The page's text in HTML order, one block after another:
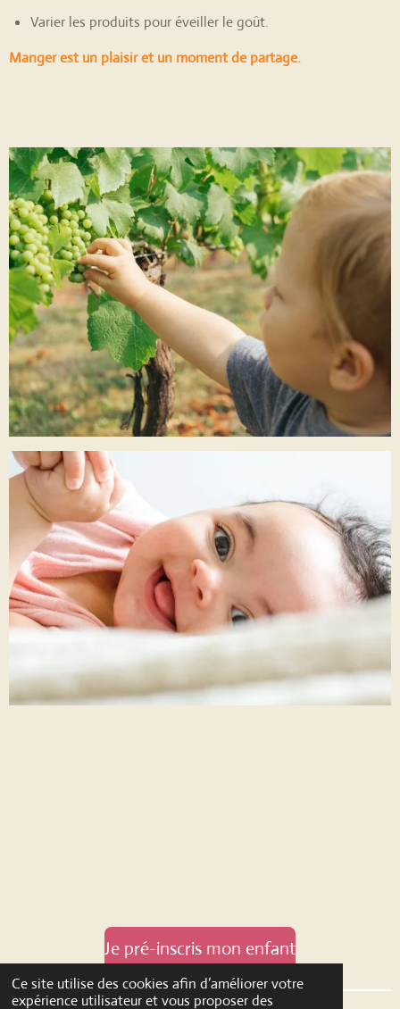
Ce site utilise des cookies afin d’améliorer votre
expérience utilisateur et vous proposer des
Varier les produits pour éveiller le goût.
Manger est un plaisir et un moment de partage.
Je pré-inscris mon enfant